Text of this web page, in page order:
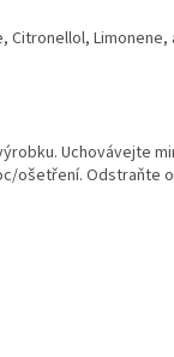
Citronellol, Limonene,
Uchovávejte
ošetření. Odstraňte